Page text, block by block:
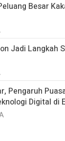
Besar
Jadi Langkah
Pengaruh
Digital di